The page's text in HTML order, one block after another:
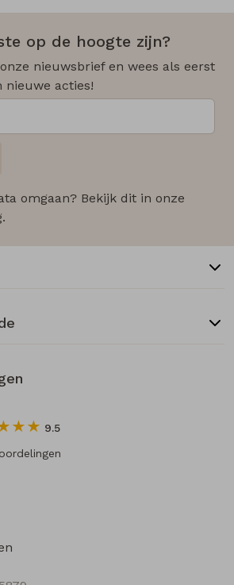
op de hoogte zijn?
nieuwsbrief en wees als eerst
nieuwe acties!
omgaan? Bekijk dit in onze
9.5